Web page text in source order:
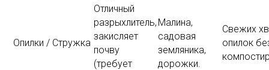
Опилки / Стружка
Отличный
разрыхлитель,
закисляет
почву
(требует
Малина,
садовая
земляника,
дорожки.
Свежих
опилок